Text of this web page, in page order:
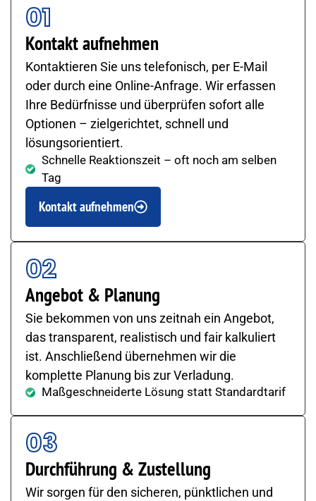
01
Kontakt aufnehmen
Kontaktieren Sie uns telefonisch, per E-Mail
oder durch eine Online-Anfrage. Wir erfassen
Ihre Bedürfnisse und überprüfen sofort alle
Optionen – zielgerichtet, schnell und
lösungsorientiert.
Schnelle Reaktionszeit – oft noch am selben
Tag
Kontakt aufnehmen
02
Angebot & Planung
Sie bekommen von uns zeitnah ein Angebot,
das transparent, realistisch und fair kalkuliert
ist. Anschließend übernehmen wir die
komplette Planung bis zur Verladung.
Maßgeschneiderte Lösung statt Standardtarif
03
Durchführung & Zustellung
Wir sorgen für den sicheren, pünktlichen und